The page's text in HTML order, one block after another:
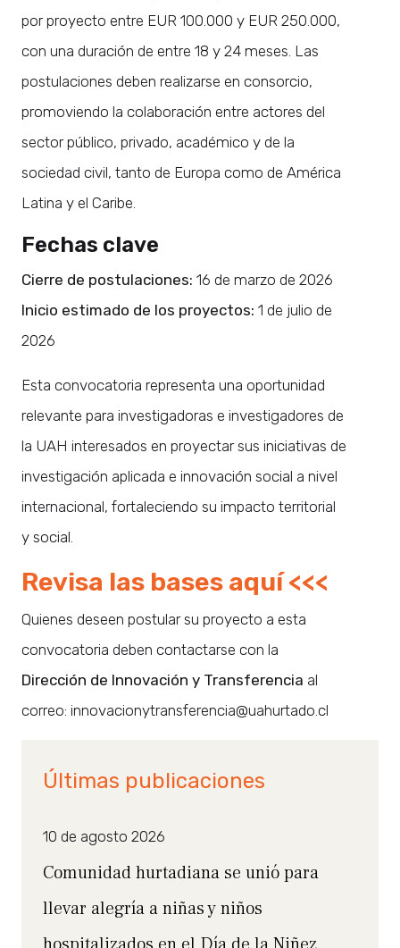
por proyecto entre EUR 100.000 y EUR 250.000,
con una duración de entre 18 y 24 meses. Las
postulaciones deben realizarse en consorcio,
promoviendo la colaboración entre actores del
sector público, privado, académico y de la
sociedad civil, tanto de Europa como de América
Latina y el Caribe.
Fechas clave
Cierre de postulaciones: 16 de marzo de 2026
Inicio estimado de los proyectos: 1 de julio de
2026
Esta convocatoria representa una oportunidad
relevante para investigadoras e investigadores de
la UAH interesados en proyectar sus iniciativas de
investigación aplicada e innovación social a nivel
internacional, fortaleciendo su impacto territorial
y social.
Revisa las bases aquí <<<
Quienes deseen postular su proyecto a esta
convocatoria deben contactarse con la
Dirección de Innovación y Transferencia al
correo: innovacionytransferencia@uahurtado.cl
Últimas publicaciones
10 de agosto 2026
Comunidad hurtadiana se unió para
llevar alegría a niñas y niños